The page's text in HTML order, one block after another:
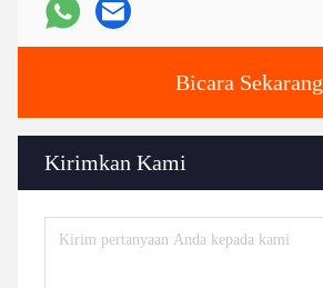
Bicara Sekarang
Kirimkan Kami